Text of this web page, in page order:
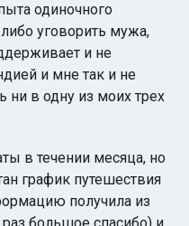
одиночного
уговорить мужа,
и не
и мне так и не
ни в одну из моих трех
в течении месяца, но
график путешествия
получила из